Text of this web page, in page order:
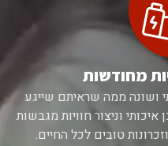
מחודשות
ושונה ממה שראיתם שייגע
וניצור חוויות מגבשות
טובים לכל החיים.